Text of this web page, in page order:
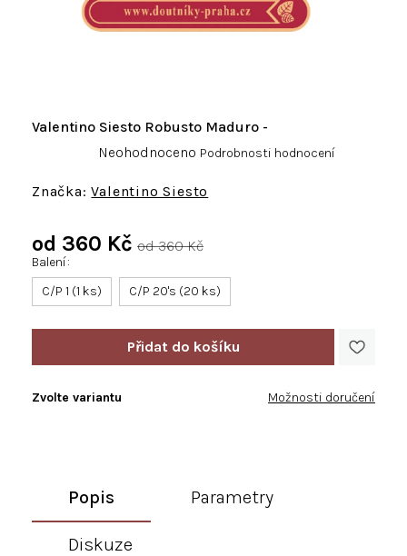
Balení
C/P 1 (1 ks)
C/P 20's (20 ks)
od 360 Kč
od 360 Kč
cena:
Zvolte variantu Možnosti doručení
Valentino Siesto Robusto Maduro -
Valentino Siesto
Průměrné
produktu
z
hvězdiček.
Neohodnoceno Podrobnosti hodnocení
Popis Parametry
Diskuze